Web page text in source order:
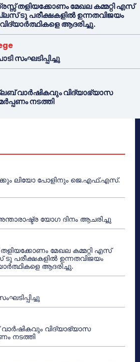
തളിയക്കോണം മേഖല കമ്മറ്റി എസ്
ടു പരീക്ഷകളിൽ ഉന്നതവിജയം
ആദരിച്ചു.
സംഘടിപ്പിച്ചു
വാർഷികവും വിദ്യാഭ്യാസ
നടത്തി
ലിയോ പോളിനും ജെ.എഫ്.എസ്.
യോഗ ദിനം ആചരിച്ചു
മേഖല കമ്മറ്റി എസ്
ഉന്നതവിജയം
ആദരിച്ചു.
വിദ്യാഭ്യാസ
നടത്തി